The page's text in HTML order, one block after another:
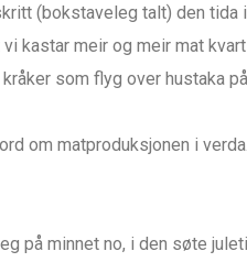
(bokstaveleg talt) den tida
kastar meir og meir mat
som flyg over hustaka
om matproduksjonen i
på minnet no, i den søte